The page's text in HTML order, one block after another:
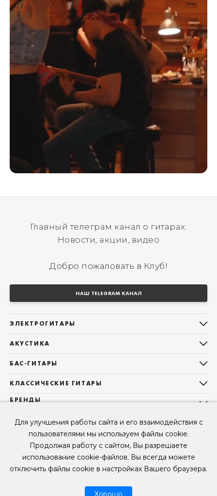
Для улучшения работы сайта и его взаимодействия с
пользователями мы используем файлы cookie.
Продолжая работу с сайтом, Вы разрешаете
использование cookie-файлов. Вы всегда можете
отключить файлы cookie в настройках Вашего браузера.
Хорошо
Главный телеграм канал о гитарах.
Новости, акции, видео
Добро пожаловать в Клуб!
НАШ TELEGRAM КАНАЛ
ЭЛЕКТРОГИТАРЫ
Telecaster
Les Paul
Superstrat
АКУСТИКА
Фолки (ОМ, 000, 00)
Гранд Аудиториум
Б/У, уцененные гитары
БАС-ГИТАРЫ
Precision Bass
Б/У, уцененные гитары
КЛАССИЧЕСКИЕ ГИТАРЫ
Все классические гитары
Б/У, уцененные гитары
БРЕНДЫ
Sigma Guitars
Enya Guitars
Fender
Gibson
Контакты
Мы в Telegram
Мы в ВК
Мы в YouTube